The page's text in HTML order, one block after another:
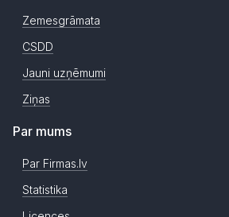
Zemesgrāmata
CSDD
Jauni uzņēmumi
Ziņas
Par mums
Par Firmas.lv
Statistika